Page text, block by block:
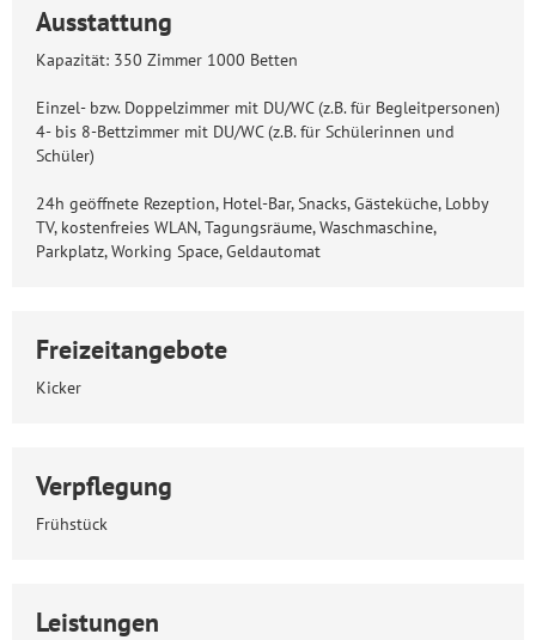
Ausstattung
Kapazität: 350 Zimmer 1000 Betten
Einzel- bzw. Doppelzimmer mit DU/WC (z.B. für Begleitpersonen)
4- bis 8-Bettzimmer mit DU/WC (z.B. für Schülerinnen und
Schüler)
24h geöffnete Rezeption, Hotel-Bar, Snacks, Gästeküche, Lobby
TV, kostenfreies WLAN, Tagungsräume, Waschmaschine,
Parkplatz, Working Space, Geldautomat
Freizeitangebote
Kicker
Verpflegung
Frühstück
Leistungen